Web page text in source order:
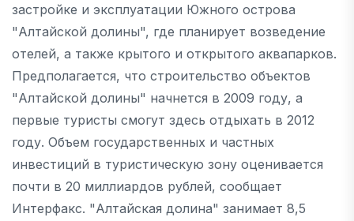
застройке и эксплуатации Южного острова
"Алтайской долины", где планирует возведение
отелей, а также крытого и открытого аквапарков.
Предполагается, что строительство объектов
"Алтайской долины" начнется в 2009 году, а
первые туристы смогут здесь отдыхать в 2012
году. Объем государственных и частных
инвестиций в туристическую зону оценивается
почти в 20 миллиардов рублей, сообщает
Интерфакс. "Алтайская долина" занимает 8,5